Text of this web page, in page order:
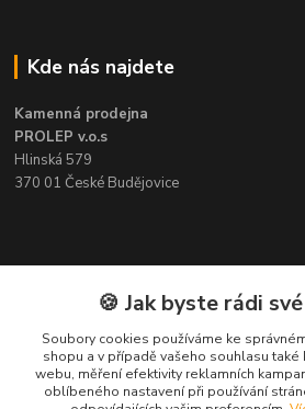
Kde nás najdete
Kamenná prodejna
PROLEP v.o.s
Hlinská 579
370 01 České Budějovice
Kontakt
Pavel Šedivý
+420 602 148 895
Pracovní doba PO - PÁ: 8,00-16,30
🍪 Jak byste rádi
Soubory cookies používáme ke
shopu a v případě vašeho souhlasu
webu, měření efektivity reklamních
oblíbeného nastavení při používání